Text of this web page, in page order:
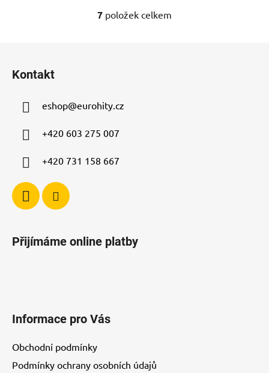
O
s
7 položek celkem
Kontakt
eshop@eurohity.cz
+420 603 275 007
+420 731 158 667
Přijímáme online platby
Informace pro Vás
Obchodní podmínky
Podmínky ochrany osobních údajů